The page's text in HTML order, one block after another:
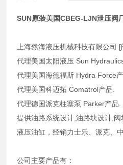
SUN原装美国CBEG-LJN泄压阀
上海然海液压机械科技有限公司
代理美国太阳液压 Sun
代理美国海德福斯 Hydra Force产
代理美国科迈拓 Comatrol产品.
代理德国派克柱塞泵 Parker产品.
提供油路系统设计,油路块设计,阀
液压油缸，经销力士乐、派克、
公司主要产品有：